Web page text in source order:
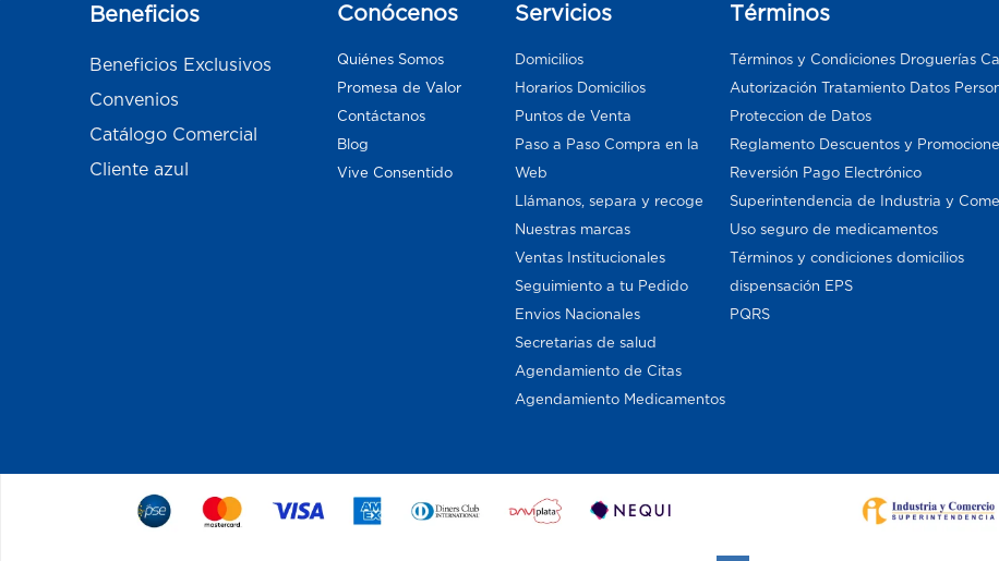
Beneficios
Beneficios Exclusivos
Convenios
Catálogo Comercial
Cliente azul
Conócenos
Quiénes Somos
Promesa de Valor
Contáctanos
Blog
Vive Consentido
Servicios
Domicilios
Horarios Domicilios
Puntos de Venta
Paso a Paso Compra en la
Web
Llámanos, separa y recoge
Nuestras marcas
Ventas Institucionales
Seguimiento a tu Pedido
Envios Nacionales
Secretarias de salud
Agendamiento de Citas
Agendamiento Medicamentos
Términos
Términos y Condiciones Droguerías
Autorización Tratamiento Datos
Proteccion de Datos
Reglamento Descuentos y
Reversión Pago Electrónico
Superintendencia de Industria y
Uso seguro de medicamentos
Términos y condiciones domicilios
dispensación EPS
PQRS